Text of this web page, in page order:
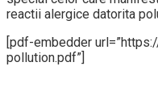
reactii alergice datorita
[pdf-embedder
pollution.pdf”]